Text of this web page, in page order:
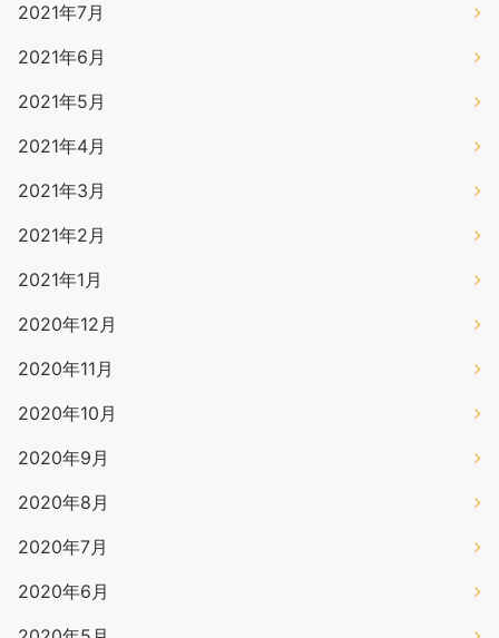
2021年7月
2021年6月
2021年5月
2021年4月
2021年3月
2021年2月
2021年1月
2020年12月
2020年11月
2020年10月
2020年9月
2020年8月
2020年7月
2020年6月